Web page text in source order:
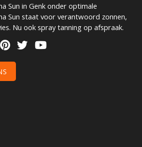
Sun in Genk onder optimale
Sun staat voor verantwoord zonnen,
Nu ook spray tanning op afspraak.